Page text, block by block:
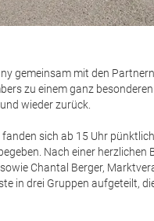
gemeinsam mit den
zu einem ganz
wieder zurück.
sich ab 15 Uhr
Nach einer
Chantal Berger,
in drei Gruppen aufgeteilt,